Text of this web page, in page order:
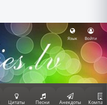
Язык Войти
Цитаты Песни Анекдоты